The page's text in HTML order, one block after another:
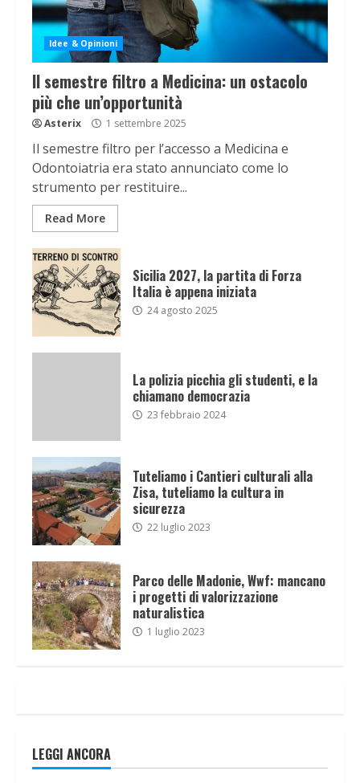
Idee & Opinioni
Il semestre filtro a Medicina: un ostacolo
più che un’opportunità
Asterix 1 settembre 2025
Il semestre filtro per l’accesso a Medicina e
Odontoiatria era stato annunciato come lo
strumento per restituire...
Read More
Sicilia 2027, la partita di Forza
Italia è appena iniziata
24 agosto 2025
La polizia picchia gli studenti, e la
chiamano democrazia
23 febbraio 2024
Tuteliamo i Cantieri culturali alla
Zisa, tuteliamo la cultura in
sicurezza
22 luglio 2023
Parco delle Madonie, Wwf: mancano
i progetti di valorizzazione
naturalistica
1 luglio 2023
LEGGI ANCORA